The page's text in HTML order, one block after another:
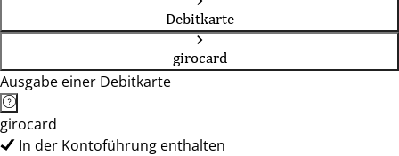
Debitkarte
girocard
Ausgabe einer Debitkarte
girocard
In der Kontoführung enthalten